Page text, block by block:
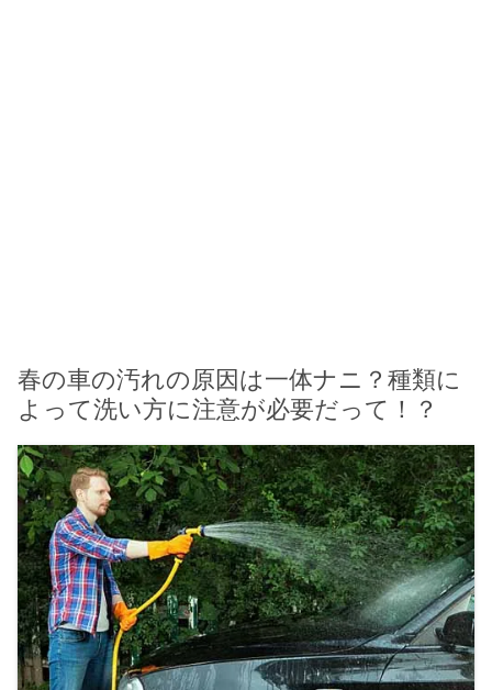
春の車の汚れの原因は一体ナニ？種類に
よって洗い方に注意が必要だって！？